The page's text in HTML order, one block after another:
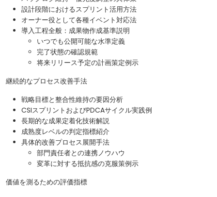
設計段階におけるスプリント活用方法
オーナー役として各種イベント対応法
導入工程全般：成果物作成基準説明
いつでも公開可能な水準定義
完了状態の確認規範
将来リリース予定の計画策定例示
継続的なプロセス改善手法
戦略目標と整合性維持の要因分析
CSIスプリントおよびPDCAサイクル実践例
長期的な成果定着化技術解説
成熟度レベルの判定指標紹介
具体的改善プロセス展開手法
部門責任者との連携ノウハウ
変革に対する抵抗感の克服策例示
価値を測るための評価指標